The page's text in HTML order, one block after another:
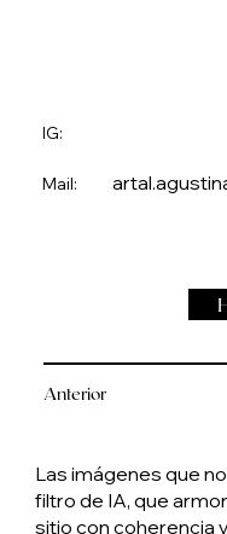
Anterior
IG:
Mail:
Las imágenes que
filtro de IA, que
sitio con coherencia